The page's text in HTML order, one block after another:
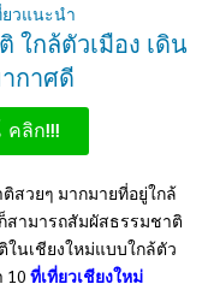
ยวแนะนำ
ใกล้ตัวเมือง เดิน
กาศดี
คลิก!!!
สวยๆ มากมายที่อยู่ใกล้
สามารถสัมผัสธรรมชาติ
ในเชียงใหม่แบบใกล้ตัว
10 ที่เที่ยวเชียงใหม่